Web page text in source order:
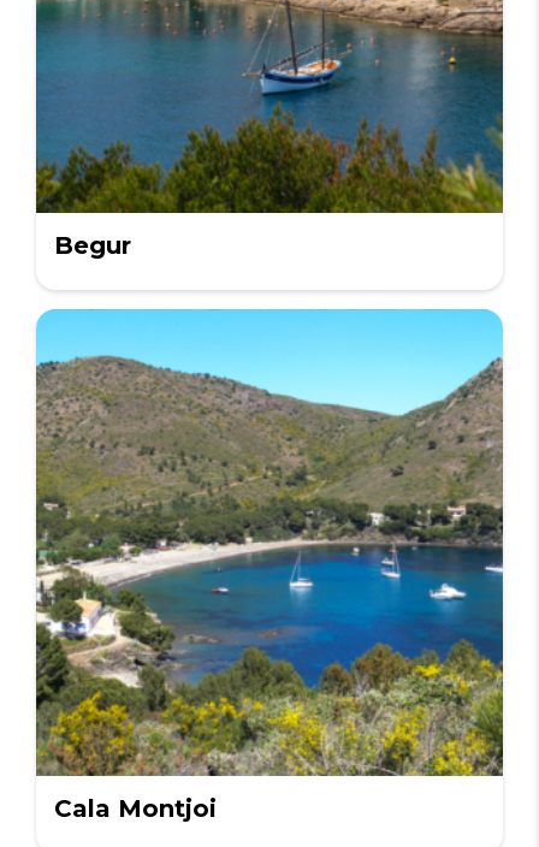
Begur
Cala Montjoi